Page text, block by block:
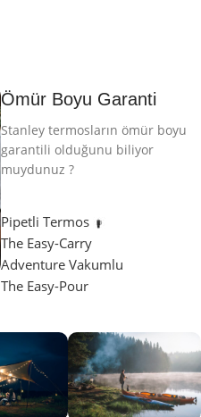
Ömür Boyu Garanti
Stanley termosların ömür boyu
garantili olduğunu biliyor
muydunuz ?
Pipetli Termos
The Easy-Carry
Adventure Vakumlu
The Easy-Pour